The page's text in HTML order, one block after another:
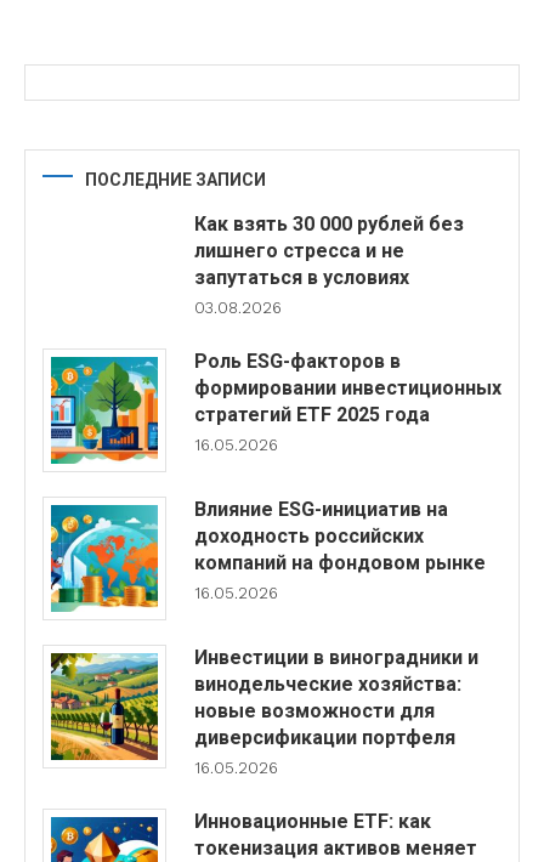
ПОСЛЕДНИЕ ЗАПИСИ
Как взять 30 000 рублей без
лишнего стресса и не
запутаться в условиях
03.08.2026
Роль ESG-факторов в
формировании инвестиционных
стратегий ETF 2025 года
16.05.2026
Влияние ESG-инициатив на
доходность российских
компаний на фондовом рынке
16.05.2026
Инвестиции в виноградники и
винодельческие хозяйства:
новые возможности для
диверсификации портфеля
16.05.2026
Инновационные ETF: как
токенизация активов меняет